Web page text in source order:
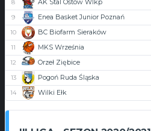
8
9
Enea Basket Junior Poznań
10
BC Biofarm Sieraków
11
MKS Września
12
Orzeł Ziębice
13
Pogoń Ruda Śląska
14
Wilki Ełk